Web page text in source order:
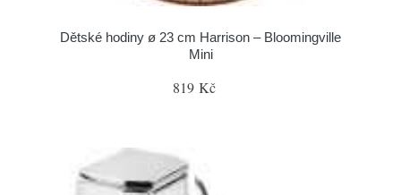
Dětské hodiny ø 23 cm Harrison – Bloomingville
Mini
819 Kč